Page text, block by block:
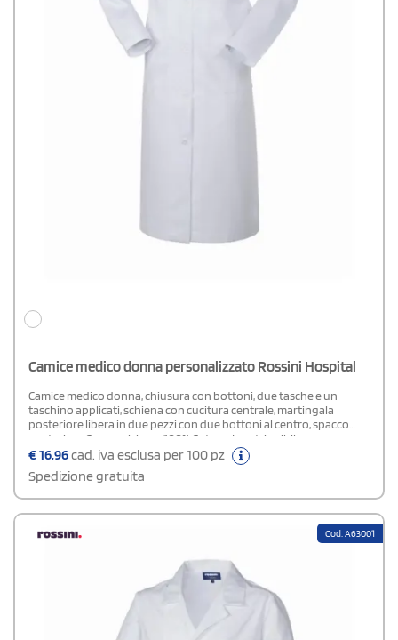
Camice medico donna personalizzato Rossini Hospital
Camice medico donna, chiusura con bottoni, due tasche e un
taschino applicati, schiena con cucitura centrale, martingala
posteriore libera in due pezzi con due bottoni al centro, spacco
posteriore.Composizione: 100% Cotone Irrestringibile.
€16,96cad. iva esclusa per 100 pz
Spedizione gratuita
Cod: A63001